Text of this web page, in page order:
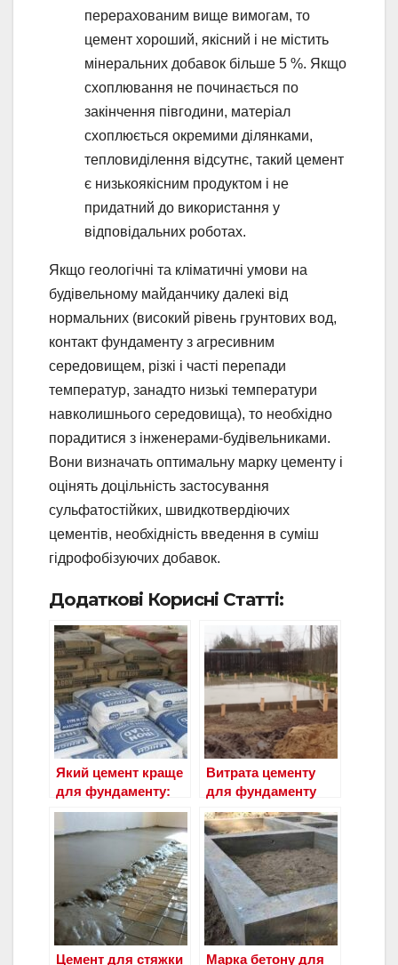
перерахованим вище вимогам, то
цемент хороший, якісний і не містить
мінеральних добавок більше 5 %. Якщо
схоплювання не починається по
закінчення півгодини, матеріал
схоплюється окремими ділянками,
тепловиділення відсутнє, такий цемент
є низькоякісним продуктом і не
придатний до використання у
відповідальних роботах.
Якщо геологічні та кліматичні умови на
будівельному майданчику далекі від
нормальних (високий рівень грунтових вод,
контакт фундаменту з агресивним
середовищем, різкі і часті перепади
температур, занадто низькі температури
навколишнього середовища), то необхідно
порадитися з інженерами-будівельниками.
Вони визначать оптимальну марку цементу і
оцінять доцільність застосування
сульфатостійких, швидкотвердіючих
цементів, необхідність введення в суміш
гідрофобізуючих добавок.
Додаткові Корисні Статті:
Який цемент краще
для фундаменту:
марка, як вибрати
Витрата цементу
для фундаменту
Цемент для стяжки
Марка бетону для